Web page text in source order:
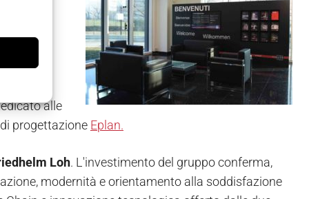
data
mq
alle
progettazione Eplan.
Loh. L'investimento del gruppo conferma,
modernità e orientamento alla soddisfazione